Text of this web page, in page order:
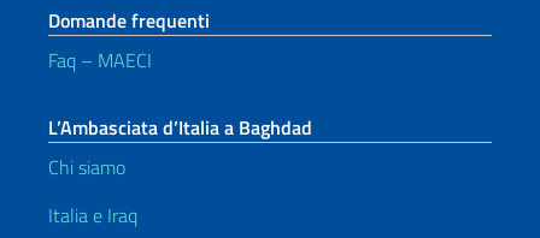
Domande frequenti
Faq – MAECI
L’Ambasciata d’Italia a Baghdad
Chi siamo
Italia e Iraq